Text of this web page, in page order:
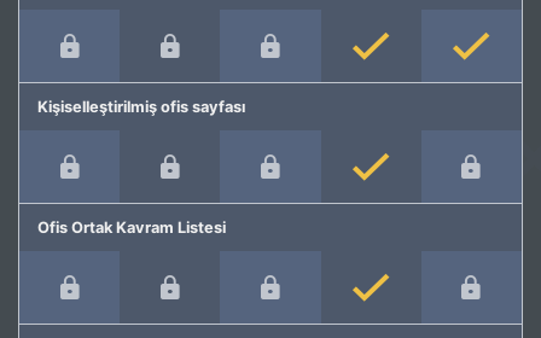
Kişiselleştirilmiş ofis sayfası
Ofis Ortak Kavram Listesi